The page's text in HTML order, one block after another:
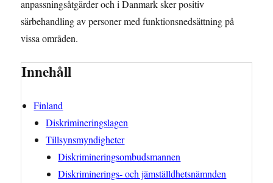
anpassningsåtgärder och i Danmark sker positiv
särbehandling av personer med funktionsnedsättning på
vissa områden.
Innehåll
Finland
Diskrimineringslagen
Tillsynsmyndigheter
Diskrimineringsombudsmannen
Diskriminerings- och jämställdhetsnämnden